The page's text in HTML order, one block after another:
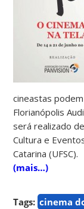
cineastas
Florianópolis
será realizado
Cultura e
Catarina (UFSC).
(mais…)
Tags: cinema